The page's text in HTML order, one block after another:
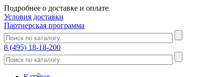
Подробнее о доставке и оплате
Условия доставки
Партнерская программа
8 (495) 18-18-200